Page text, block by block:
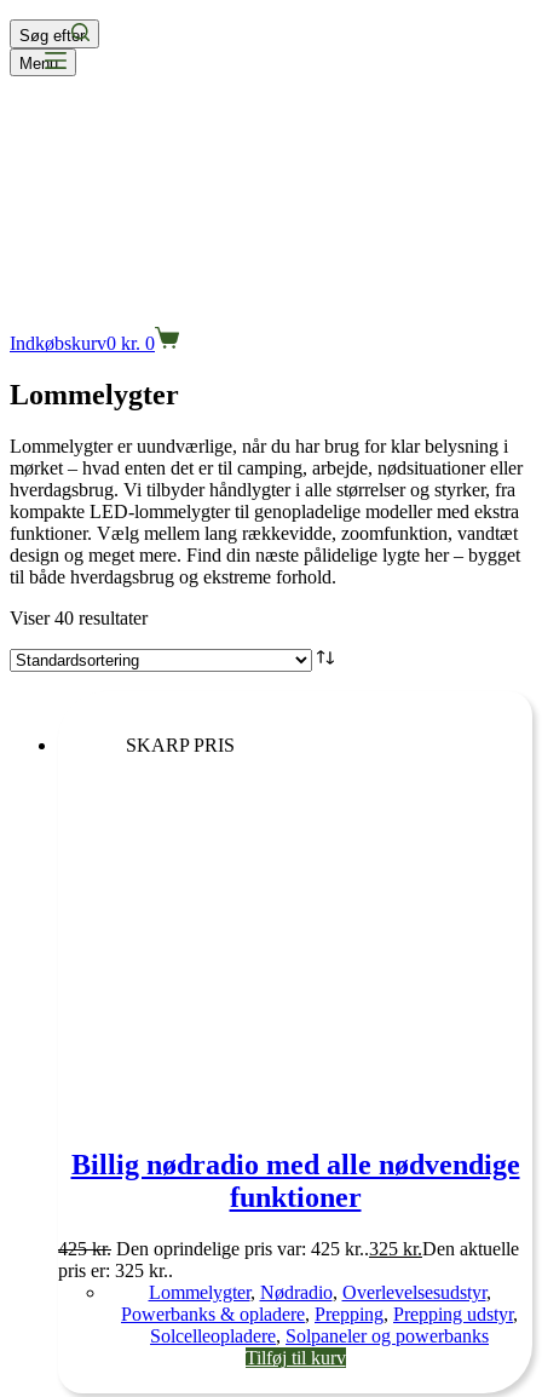
Søg efter
Menu
Indkøbskurv0 kr. 0
Lommelygter
Lommelygter er uundværlige, når du har brug for klar belysning i
mørket – hvad enten det er til camping, arbejde, nødsituationer eller
hverdagsbrug. Vi tilbyder håndlygter i alle størrelser og styrker, fra
kompakte LED-lommelygter til genopladelige modeller med ekstra
funktioner. Vælg mellem lang rækkevidde, zoomfunktion, vandtæt
design og meget mere. Find din næste pålidelige lygte her – bygget
til både hverdagsbrug og ekstreme forhold.
Viser 40 resultater
SKARP PRIS
Billig nødradio med alle nødvendige
funktioner
425kr. Den oprindelige pris var: 425 kr..325 kr.Den aktuelle
pris er: 325 kr..
Lommelygter, Nødradio, Overlevelsesudstyr,
Powerbanks & opladere, Prepping, Prepping udstyr,
Solcelleopladere, Solpaneler og powerbanks
Tilføj til kurv